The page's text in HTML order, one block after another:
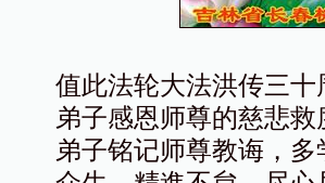
值此法轮大法洪传三
弟子感恩师尊的慈悲
弟子铭记师尊教诲，